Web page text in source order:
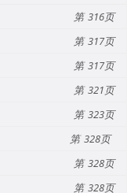
316
317
317
321
323
328
328
328